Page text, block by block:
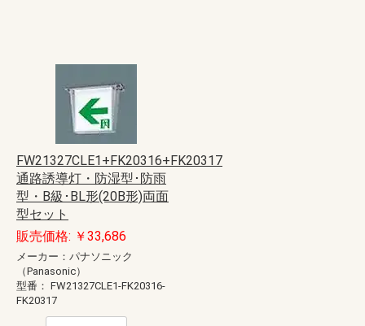
FW21327CLE1+FK20316+FK20317
通路誘導灯・防湿型･防雨
型・B級･BL形(20B形)両面
型セット
販売価格: ￥33,686
メーカー：パナソニック
（Panasonic）
型番： FW21327CLE1-FK20316-
FK20317